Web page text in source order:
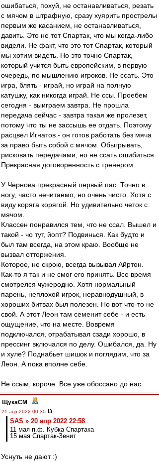
ошибаться, похуй, не останавливаться, резать
с мячом в штрафную, сразу хуярить прострелы
первым же касанием, не останавливаться,
давить. Это не тот Спартак, что мы когда-либо
видели. Не факт, что это тот Спартак, который
мы хотим видеть. Но это точно Спартак,
который учится быть европейским, в первую
очередь, по мышлению игроков. Не ссать. Это
игра, блять - играй, но играй на полную
катушку, как никогда играй. Не ссы. Проебем
сегодня - выиграем завтра. Не прошла
передача сейчас - завтра такая же пролезет,
потому что ты не зассышь ее отдать. Поэтому
расцвел Игнатов - он готов работать без мяча
за право быть собой с мячом. Обыгрывать,
рисковать передачами, но не ссать ошибиться.
Прекрасная договоренность с тренером.
У Чернова прекрасный первый пас. Точно в
ногу, часто нечитаемо, но очень чисто. Хотя с
виду коряга корягой. Но удивительно четок с
мячом.
Классен понравился тем, что не ссал. Вышел и
такой - чо тут, йопт? Подвинься. Как будто и
был там всегда, на этом краю. Вообще не
вызвал отторжения.
Которое, не скрою, всегда вызывал Айртон.
Как-то я так и не смог его принять. Все время
смотрелся чужеродно. Хотя нормальный
парень, неплохой игрок, неравнодушный, в
хороших битвах был полезен. Но вот что-то не
свой. А этот Леон там семенит себе - и есть
ощущение, что на месте. Вовремя
подключался, отрабатывал сзади хорошо, в
прессинг включался по делу. Ошибался, да. Ну
и хуле? Поднабьет шишок и поглядим, что за
Леон. А пока вполне себе.
Не ссым, короче. Все уже обоссано до нас.
ЩукаСМ -
21 апр 2022 00:30
SAS » 20 апр 2022 22:58
11 мая п.ф. Кубка Спартака
15 мая Спартак-Зенит
Уснуть не дают :)